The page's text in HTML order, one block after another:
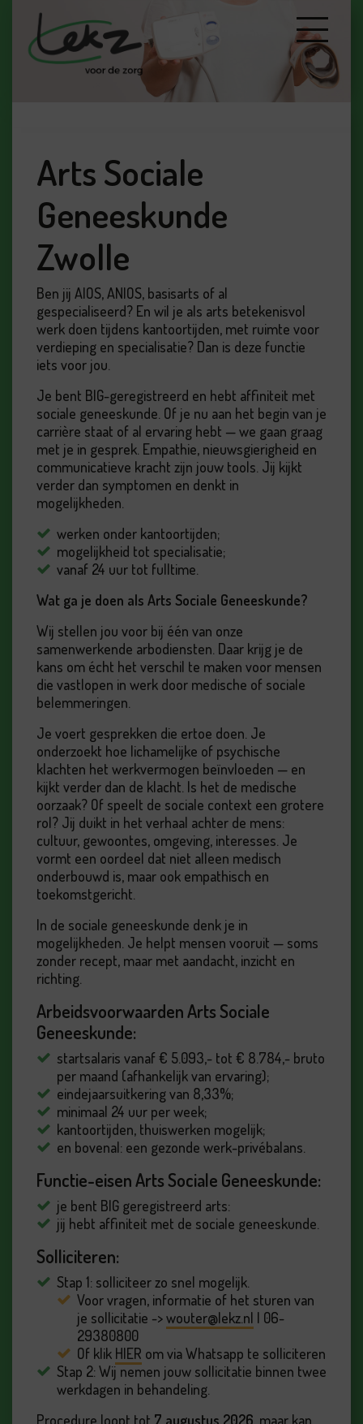
Arts Sociale
Geneeskunde
Zwolle
Ben jij AIOS, ANIOS, basisarts of al
gespecialiseerd? En wil je als arts betekenisvol
werk doen tijdens kantoortijden, met ruimte voor
verdieping en specialisatie? Dan is deze functie
iets voor jou.
Je bent BIG-geregistreerd en hebt affiniteit met
sociale geneeskunde. Of je nu aan het begin van je
carrière staat of al ervaring hebt — we gaan graag
met je in gesprek. Empathie, nieuwsgierigheid en
communicatieve kracht zijn jouw tools. Jij kijkt
verder dan symptomen en denkt in
mogelijkheden.
werken onder kantoortijden;
mogelijkheid tot specialisatie;
vanaf 24 uur tot fulltime.
Wat ga je doen als Arts Sociale Geneeskunde?
Wij stellen jou voor bij één van onze
samenwerkende arbodiensten. Daar krijg je de
kans om écht het verschil te maken voor mensen
die vastlopen in werk door medische of sociale
belemmeringen.
Je voert gesprekken die ertoe doen. Je
onderzoekt hoe lichamelijke of psychische
klachten het werkvermogen beïnvloeden — en
kijkt verder dan de klacht. Is het de medische
oorzaak? Of speelt de sociale context een grotere
rol? Jij duikt in het verhaal achter de mens:
cultuur, gewoontes, omgeving, interesses. Je
vormt een oordeel dat niet alleen medisch
onderbouwd is, maar ook empathisch en
toekomstgericht.
In de sociale geneeskunde denk je in
mogelijkheden. Je helpt mensen vooruit — soms
zonder recept, maar met aandacht, inzicht en
richting.
Arbeidsvoorwaarden Arts Sociale
Geneeskunde:
startsalaris vanaf € 5.093,- tot € 8.784,- bruto
per maand (afhankelijk van ervaring);
eindejaarsuitkering van 8,33%;
minimaal 24 uur per week;
kantoortijden, thuiswerken mogelijk;
en bovenal: een gezonde werk-privébalans.
Functie-eisen Arts Sociale Geneeskunde:
je bent BIG geregistreerd arts:
jij hebt affiniteit met de sociale geneeskunde.
Solliciteren:
Stap 1: solliciteer zo snel mogelijk.
Voor vragen, informatie of het sturen van
je sollicitatie ->wouter@lekz.nl | 06-
29380800
Of klik HIER om via Whatsapp te solliciteren
Stap 2: Wij nemen jouw sollicitatie binnen twee
werkdagen in behandeling.
Procedure loopt tot 7 augustus 2026, maar kan